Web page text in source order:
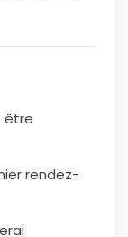
être
rendez-